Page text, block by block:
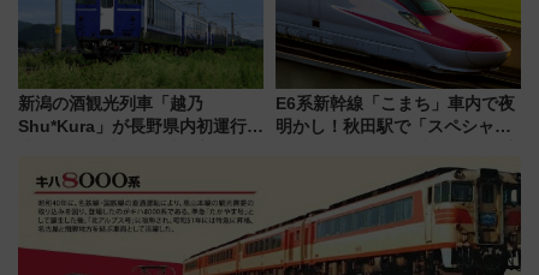
新潟の酒観光列車「越乃
Shu*Kura」が長野県内初運行！
別企画
E6系新幹線「こまち」車内で夜
明かし！秋田駅で「スペシャル